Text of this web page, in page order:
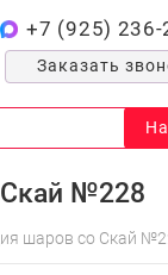
+7 (925) 236-
Заказать
№228
шаров со Скай